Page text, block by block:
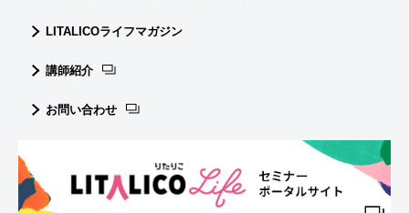
LITALICOライフマガジン
講師紹介
お問い合わせ